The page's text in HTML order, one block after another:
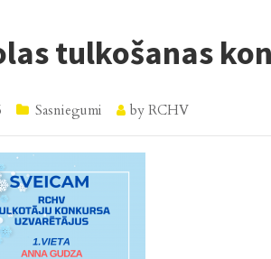
tulkošanas
Sasniegumi by RCHV